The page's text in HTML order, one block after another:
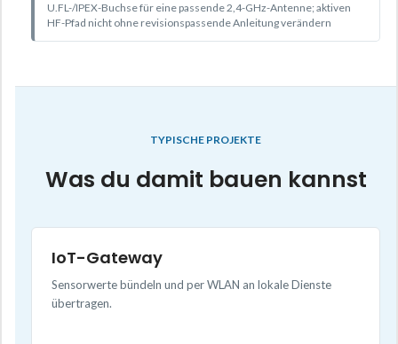
U.FL-/IPEX-Buchse für eine passende 2,4-GHz-Antenne; aktiven
HF-Pfad nicht ohne revisionspassende Anleitung verändern
TYPISCHE PROJEKTE
Was du damit bauen kannst
IoT-Gateway
Sensorwerte bündeln und per WLAN an lokale Dienste
übertragen.